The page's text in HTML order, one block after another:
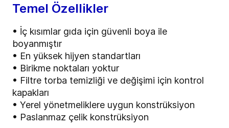
Temel Özellikler
• İç kısımlar gıda için güvenli boya ile
boyanmıştır
• En yüksek hijyen standartları
• Birikme noktaları yoktur
• Filtre torba temizliği ve değişimi için kontrol
kapakları
• Yerel yönetmeliklere uygun konstrüksiyon
• Paslanmaz çelik konstrüksiyon